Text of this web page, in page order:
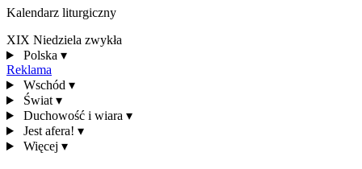
Kalendarz liturgiczny
XIX Niedziela zwykła
Polska ▾
Reklama
Wschód ▾
Świat ▾
Duchowość i wiara ▾
Jest afera! ▾
Więcej ▾